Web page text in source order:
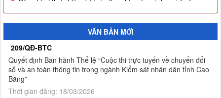
Quyết định công nhận kết quả và trao giải thưởng Cuộc thi
trực tuyến về chuyển đổi số và an toàn thông tin trong ngành
Kiểm sát nhân dân tỉnh Cao Bằng
10.Thông báo Kết quả Cuộc thi trực tuyến về chuyển đổi số và
an toàn thông tin trong ngành Kiểm sát nhân dân tỉnh Cao
Bằng
VĂN BẢN MỚI
209/QĐ-BTC
Quyết định Ban hành Thể lệ “Cuộc thi trực tuyến về chuyển đổi
số và an toàn thông tin trong ngành Kiểm sát nhân dân tỉnh Cao
Bằng”
Thời gian đăng: 18/03/2026